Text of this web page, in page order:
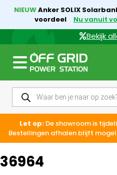
NIEUWAnker SOLIX
voordeel
Nu vanuit
Bekijk
Let op: De showroom is
Bestellingen afhalen blijft
36964